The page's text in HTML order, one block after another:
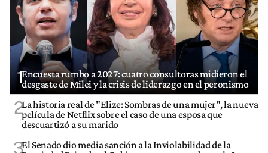
1Encuesta rumbo a 2027: cuatro consultoras midieron el
desgaste de Milei y la crisis de liderazgo en el peronismo
2La historia real de "Elize: Sombras de una mujer", la nueva
película de Netflix sobre el caso de una esposa que
descuartizó a su marido
3El Senado dio media sanción a la Inviolabilidad de la